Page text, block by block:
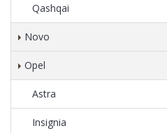
Qashqai
Novo
Opel
Astra
Insignia